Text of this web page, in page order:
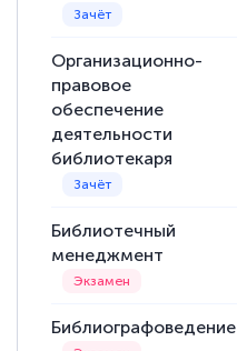
Организационно-
правовое
обеспечение
деятельности
библиотекаря
Библиотечный
менеджмент
Библиографоведение